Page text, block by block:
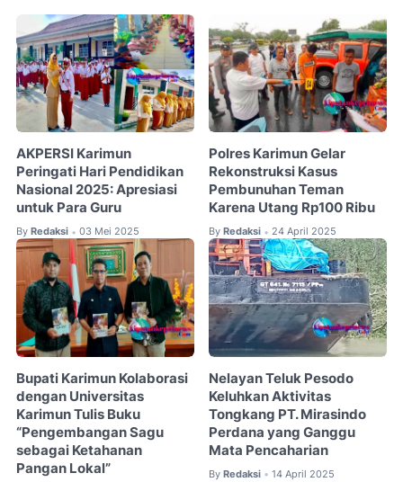
AKPERSI Karimun
Peringati Hari Pendidikan
Nasional 2025: Apresiasi
untuk Para Guru
By Redaksi • 03 Mei 2025
Polres Karimun Gelar
Rekonstruksi Kasus
Pembunuhan Teman
Karena Utang Rp100 Ribu
By Redaksi • 24 April 2025
Bupati Karimun Kolaborasi
dengan Universitas
Karimun Tulis Buku
“Pengembangan Sagu
sebagai Ketahanan
Pangan Lokal”
Nelayan Teluk Pesodo
Keluhkan Aktivitas
Tongkang PT. Mirasindo
Perdana yang Ganggu
Mata Pencaharian
By Redaksi • 14 April 2025